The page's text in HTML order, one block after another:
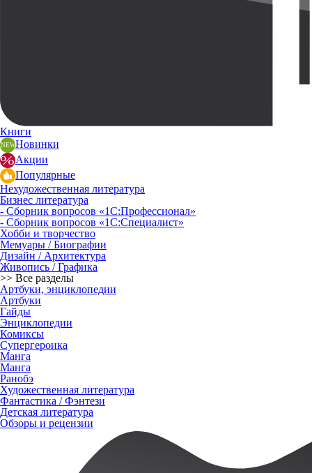
Книги
Новинки
Акции
Популярные
Нехудожественная литература
Бизнес литература
- Сборник вопросов «1С:Профессионал»
- Сборник вопросов «1С:Специалист»
Хобби и творчество
Мемуары / Биографии
Дизайн / Архитектура
Живопись / Графика
>> Все разделы
Артбуки, энциклопедии
Артбуки
Гайды
Энциклопедии
Комиксы
Супергероика
Манга
Манга
Ранобэ
Художественная литература
Фантастика / Фэнтези
Детская литература
Обзоры и рецензии